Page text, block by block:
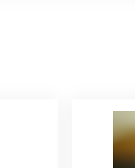
ント用に購入させていただ